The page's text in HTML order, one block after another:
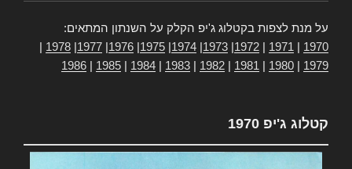
על מנת לצפות בקטלוג ג'יפ הקלק על השנתון המתאים:
1970
1971
1972
1973
1974
1975
1976
1977
1978
1979
1980
1981
1982
1983
1984
1985
1986
קטלוג ג'יפ 1970